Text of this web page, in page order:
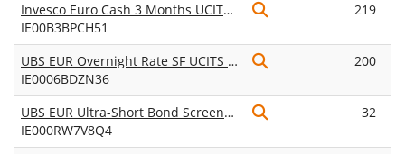
Invesco Euro Cash 3 Months UCITS ETF
IE00B3BPCH51
219
UBS EUR Overnight Rate SF UCITS ETF EUR acc
IE0006BDZN36
200
UBS EUR Ultra-Short Bond Screened UCITS ETF EUR acc
IE000RW7V8Q4
32